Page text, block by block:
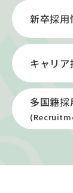
新卒採用
キャリア
多国籍採